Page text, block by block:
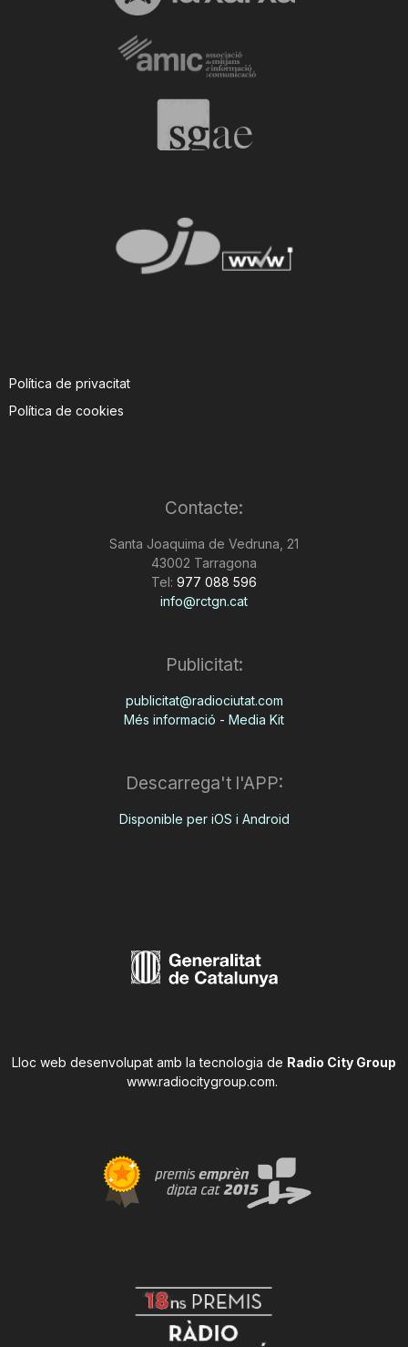
Política de privacitat
Política de cookies
Contacte:
Santa Joaquima de Vedruna, 21
43002 Tarragona
Tel: 977 088 596
info@rctgn.cat
Publicitat:
publicitat@radiociutat.com
Més informació - Media Kit
Descarrega't l'APP:
Disponible per iOS i Android
Lloc web desenvolupat amb la tecnologia de Radio City Group
www.radiocitygroup.com.